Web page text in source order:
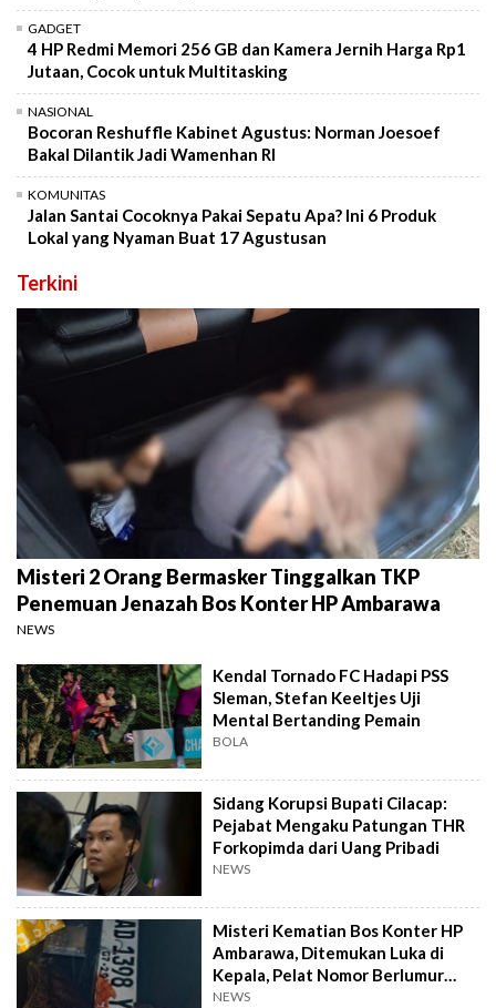
GADGET
4 HP Redmi Memori 256 GB dan Kamera Jernih Harga Rp1
Jutaan, Cocok untuk Multitasking
NASIONAL
Bocoran Reshuffle Kabinet Agustus: Norman Joesoef
Bakal Dilantik Jadi Wamenhan RI
KOMUNITAS
Jalan Santai Cocoknya Pakai Sepatu Apa? Ini 6 Produk
Lokal yang Nyaman Buat 17 Agustusan
Terkini
Misteri 2 Orang Bermasker Tinggalkan TKP
Penemuan Jenazah Bos Konter HP Ambarawa
NEWS
Kendal Tornado FC Hadapi PSS
Sleman, Stefan Keeltjes Uji
Mental Bertanding Pemain
BOLA
Sidang Korupsi Bupati Cilacap:
Pejabat Mengaku Patungan THR
Forkopimda dari Uang Pribadi
NEWS
Misteri Kematian Bos Konter HP
Ambarawa, Ditemukan Luka di
Kepala, Pelat Nomor Berlumur
Darah
NEWS